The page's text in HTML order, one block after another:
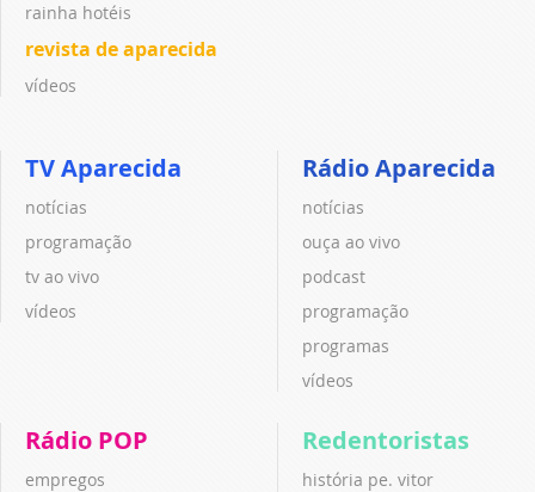
rainha hotéis
revista de aparecida
vídeos
TV Aparecida
notícias
programação
tv ao vivo
vídeos
Rádio Aparecida
notícias
ouça ao vivo
podcast
programação
programas
vídeos
Rádio POP
empregos
Redentoristas
história pe. vitor